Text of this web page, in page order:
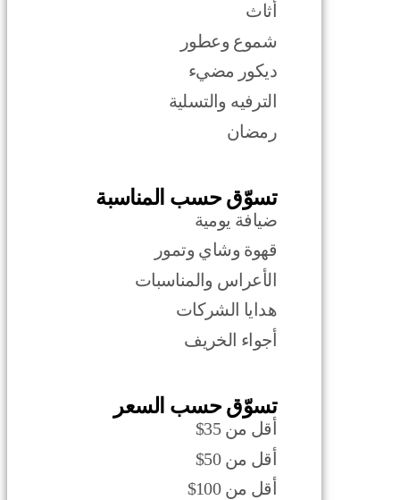
أثاث
شموع وعطور
ديكور مضيء
الترفيه والتسلية
رمضان
تسوّق حسب المناسبة
ضيافة يومية
قهوة وشاي وتمور
الأعراس والمناسبات
هدايا الشركات
أجواء الخريف
تسوّق حسب السعر
أقل من 35$
أقل من 50$
أقل من 100$